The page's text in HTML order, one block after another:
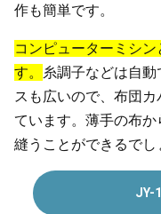
作も簡単です。
コンピューターミシ
す。 糸調子などは自
スも広いので、布団
ています。薄手の布か
縫うことができるでし
JY-